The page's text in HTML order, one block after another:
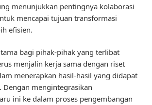
menunjukkan pentingnya kolaborasi
mencapai tujuan transformasi
efisien.
bagi pihak-pihak yang terlibat
menjalin kerja sama dengan riset
menerapkan hasil-hasil yang didapat
Dengan mengintegrasikan
ini ke dalam proses pengembangan